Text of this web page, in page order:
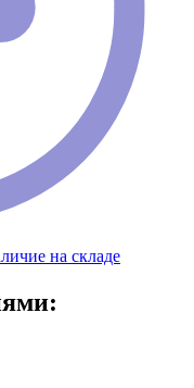
на складе